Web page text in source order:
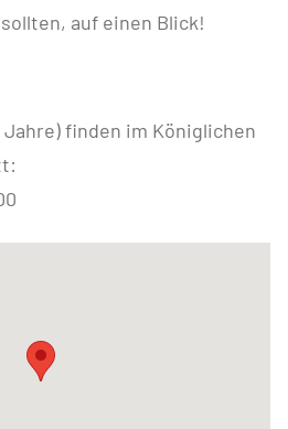
auf einen Blick!
Jahre) finden im Königlichen